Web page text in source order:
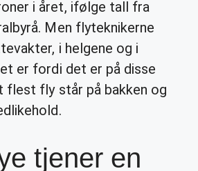
i året, ifølge tall fra
Men flyteknikerne
i helgene og i
er fordi det er på disse
flest fly står på bakken og
tjener en